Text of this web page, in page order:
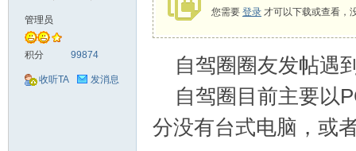
管理员
积分 99874
收听TA 发消息
您需要 登录 才可以下载或查看，
自驾圈圈友发帖遇
自驾圈目前主要以
分没有台式电脑，或